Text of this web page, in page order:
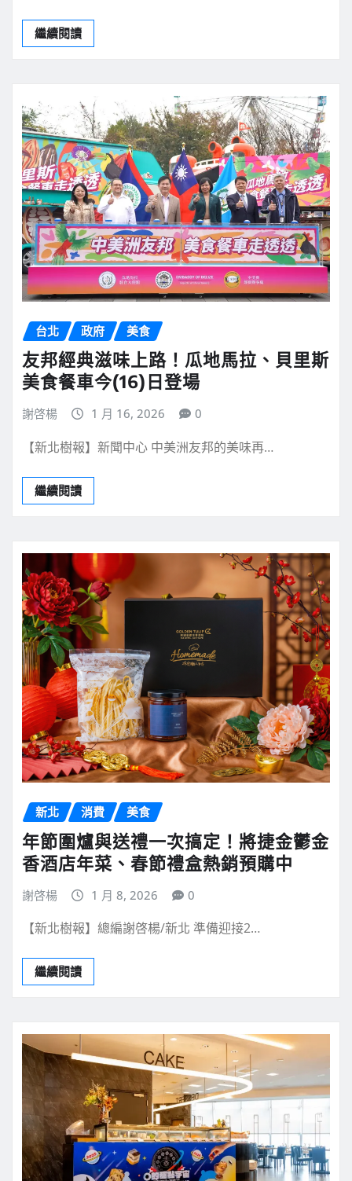
繼續閱讀
台北 政府 美食
友邦經典滋味上路！瓜地馬拉、貝里斯
美食餐車今(16)日登場
謝啓楊 1 月 16, 2026 0
【新北樹報】新聞中心 中美洲友邦的美味再…
繼續閱讀
新北 消費 美食
年節圍爐與送禮一次搞定！將捷金鬱金
香酒店年菜、春節禮盒熱銷預購中
謝啓楊 1 月 8, 2026 0
【新北樹報】總編謝啓楊/新北 準備迎接2…
繼續閱讀